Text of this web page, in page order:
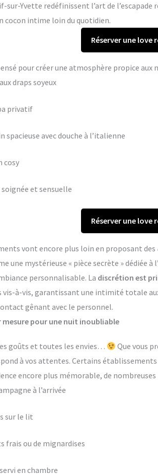
sur-Yvette redéfinissent l’art de l’escapade
cocon intime loin du quotidien.
Réserver une
pour créer une atmosphère propice
draps soyeux
privatif
spacieuse avec douche à l’italienne
cosy
et sensuelle
Réserver une
vont encore plus loin en proposant des
une mystérieuse « pièce secrète » dédiée
personnalisable. La discrétion est
vis-à-vis, garantissant une intimité totale
gênant avec le personnel.
mesure pour une nuit inoubliable
goûts et toutes les envies…
Que vous
à vos attentes. Certains
encore plus mémorable, de
à l’arrivée
sur le lit
frais ou de mignardises
en chambre